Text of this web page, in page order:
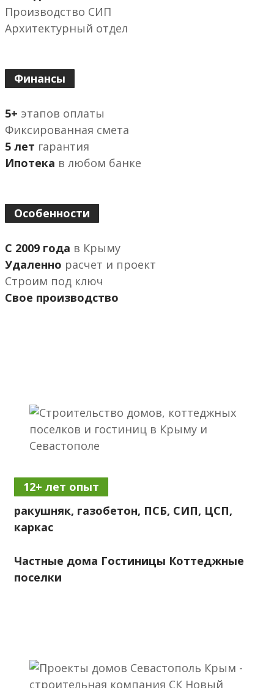
Производство СИП
Архитектурный отдел
Финансы
5+ этапов оплаты
Фиксированная смета
5 лет гарантия
Ипотека в любом банке
Особенности
С 2009 года в Крыму
Удаленно расчет и проект
Строим под ключ
Свое производство
12+ лет опыт
ракушняк, газобетон, ПСБ, СИП, ЦСП,
каркас
Частные дома Гостиницы Коттеджные
поселки